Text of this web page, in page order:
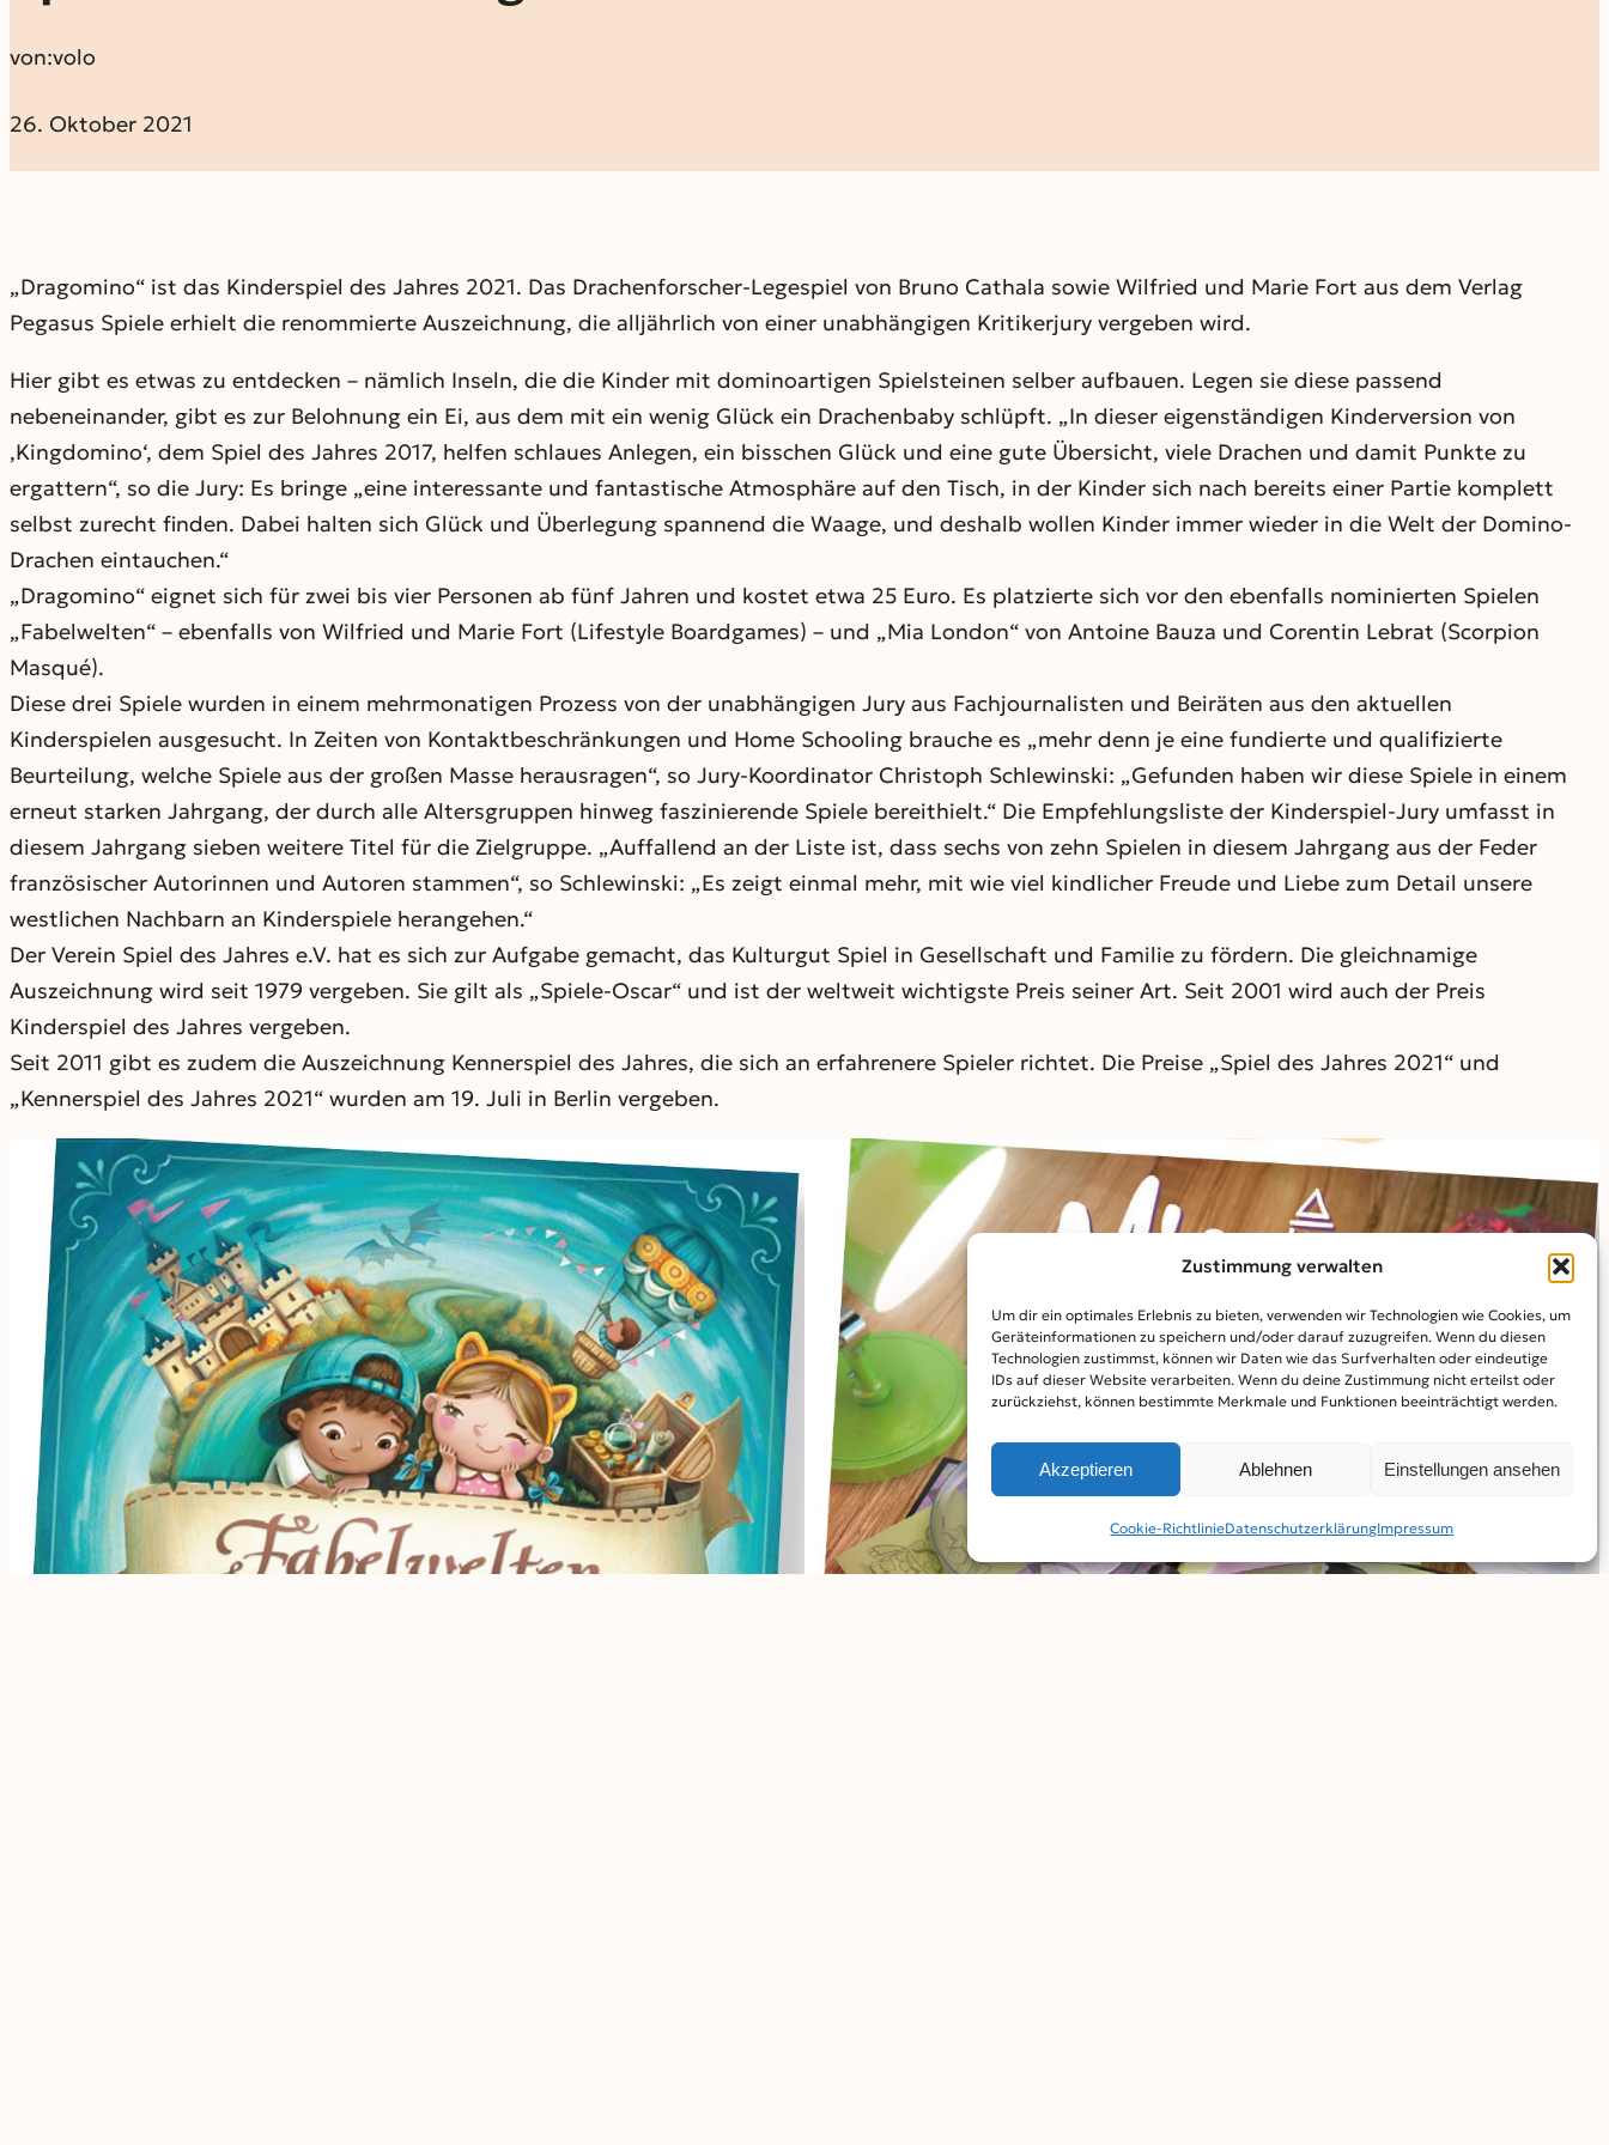
Zustimmung verwalten
Um dir ein optimales Erlebnis zu bieten, verwenden wir Technologien wie Cookies, um
Geräteinformationen zu speichern und/oder darauf zuzugreifen. Wenn du diesen
Technologien zustimmst, können wir Daten wie das Surfverhalten oder eindeutige
IDs auf dieser Website verarbeiten. Wenn du deine Zustimmung nicht erteilst oder
zurückziehst, können bestimmte Merkmale und Funktionen beeinträchtigt werden.
Akzeptieren Ablehnen Einstellungen ansehen
Cookie-RichtlinieDatenschutz­erklärungImpressum
von:volo
26. Oktober 2021
„Dragomino“ ist das Kinderspiel des Jahres 2021. Das Drachenforscher-Legespiel von Bruno Cathala sowie Wilfried und Marie Fort aus dem Verlag
Pegasus Spiele erhielt die renommierte Auszeichnung, die alljährlich von einer unabhängigen Kritikerjury vergeben wird.
Hier gibt es etwas zu entdecken – nämlich Inseln, die die Kinder mit dominoartigen Spielsteinen selber aufbauen. Legen sie diese passend
nebeneinander, gibt es zur Belohnung ein Ei, aus dem mit ein wenig Glück ein Drachenbaby schlüpft. „In dieser eigenständigen Kinderversion von
‚Kingdomino‘, dem Spiel des Jahres 2017, helfen schlaues Anlegen, ein bisschen Glück und eine gute Übersicht, viele Drachen und damit Punkte zu
ergattern“, so die Jury: Es bringe „eine interessante und fantastische Atmosphäre auf den Tisch, in der Kinder sich nach bereits einer Partie komplett
selbst zurecht finden. Dabei halten sich Glück und Überlegung spannend die Waage, und deshalb wollen Kinder immer wieder in die Welt der Domino-
Drachen eintauchen.“
„Dragomino“ eignet sich für zwei bis vier Personen ab fünf Jahren und kostet etwa 25 Euro. Es platzierte sich vor den ebenfalls nominierten Spielen
„Fabelwelten“ – ebenfalls von Wilfried und Marie Fort (Lifestyle Boardgames) – und „Mia London“ von Antoine Bauza und Corentin Lebrat (Scorpion
Masqué).
Diese drei Spiele wurden in einem mehrmonatigen Prozess von der unabhängigen Jury aus Fachjournalisten und Beiräten aus den aktuellen
Kinderspielen ausgesucht. In Zeiten von Kontaktbeschränkungen und Home Schooling brauche es „mehr denn je eine fundierte und qualifizierte
Beurteilung, welche Spiele aus der großen Masse herausragen“, so Jury-Koordinator Christoph Schlewinski: „Gefunden haben wir diese Spiele in einem
erneut starken Jahrgang, der durch alle Altersgruppen hinweg faszinierende Spiele bereithielt.“ Die Empfehlungsliste der Kinderspiel-Jury umfasst in
diesem Jahrgang sieben weitere Titel für die Zielgruppe. „Auffallend an der Liste ist, dass sechs von zehn Spielen in diesem Jahrgang aus der Feder
französischer Autorinnen und Autoren stammen“, so Schlewinski: „Es zeigt einmal mehr, mit wie viel kindlicher Freude und Liebe zum Detail unsere
westlichen Nachbarn an Kinderspiele herangehen.“
Der Verein Spiel des Jahres e.V. hat es sich zur Aufgabe gemacht, das Kulturgut Spiel in Gesellschaft und Familie zu fördern. Die gleichnamige
Auszeichnung wird seit 1979 vergeben. Sie gilt als „Spiele-Oscar“ und ist der weltweit wichtigste Preis seiner Art. Seit 2001 wird auch der Preis
Kinderspiel des Jahres vergeben.
Seit 2011 gibt es zudem die Auszeichnung Kennerspiel des Jahres, die sich an erfahrenere Spieler richtet. Die Preise „Spiel des Jahres 2021“ und
„Kennerspiel des Jahres 2021“ wurden am 19. Juli in Berlin vergeben.